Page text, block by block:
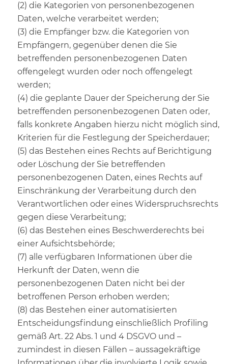
(2) die Kategorien von personenbezogenen
Daten, welche verarbeitet werden;
(3) die Empfänger bzw. die Kategorien von
Empfängern, gegenüber denen die Sie
betreffenden personenbezogenen Daten
offengelegt wurden oder noch offengelegt
werden;
(4) die geplante Dauer der Speicherung der Sie
betreffenden personenbezogenen Daten oder,
falls konkrete Angaben hierzu nicht möglich sind,
Kriterien für die Festlegung der Speicherdauer;
(5) das Bestehen eines Rechts auf Berichtigung
oder Löschung der Sie betreffenden
personenbezogenen Daten, eines Rechts auf
Einschränkung der Verarbeitung durch den
Verantwortlichen oder eines Widerspruchsrechts
gegen diese Verarbeitung;
(6) das Bestehen eines Beschwerderechts bei
einer Aufsichtsbehörde;
(7) alle verfügbaren Informationen über die
Herkunft der Daten, wenn die
personenbezogenen Daten nicht bei der
betroffenen Person erhoben werden;
(8) das Bestehen einer automatisierten
Entscheidungsfindung einschließlich Profiling
gemäß Art. 22 Abs. 1 und 4 DSGVO und –
zumindest in diesen Fällen – aussagekräftige